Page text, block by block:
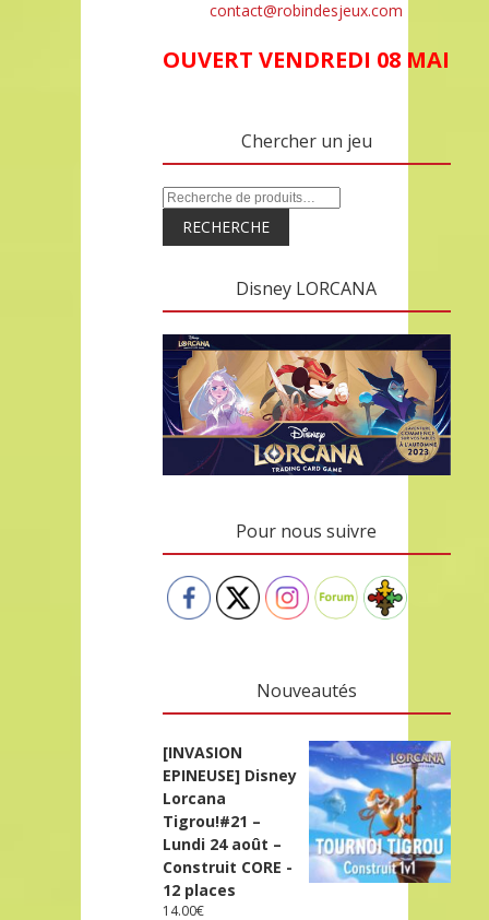
contact@robindesjeux.com
OUVERT VENDREDI 08 MAI
Chercher un jeu
RECHERCHE
Disney LORCANA
Pour nous suivre
Nouveautés
[INVASION
EPINEUSE] Disney
Lorcana
Tigrou!#21 –
Lundi 24 août –
Construit CORE -
12 places
14.00€